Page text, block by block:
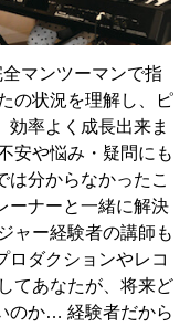
マンツーマンで指
の状況を理解し、ピ
効率よく成長出来ま
安や悩み・疑問にも
は分からなかったこ
ーナーと一緒に解決
ャー経験者の講師も
ロダクションやレコ
てあなたが、将来ど
のか… 経験者だから